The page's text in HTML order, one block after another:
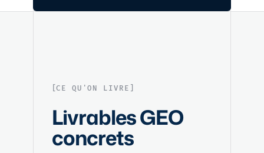
CE QU'ON LIVRE
Livrables GEO
concrets